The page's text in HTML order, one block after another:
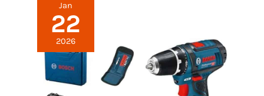
Jan
22
2026